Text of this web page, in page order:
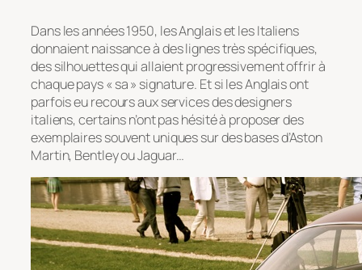
Dans les années 1950, les Anglais et les Italiens
donnaient naissance à des lignes très spécifiques,
des silhouettes qui allaient progressivement offrir à
chaque pays « sa » signature. Et si les Anglais ont
parfois eu recours aux services des designers
italiens, certains n’ont pas hésité à proposer des
exemplaires souvent uniques sur des bases d’Aston
Martin, Bentley ou Jaguar…